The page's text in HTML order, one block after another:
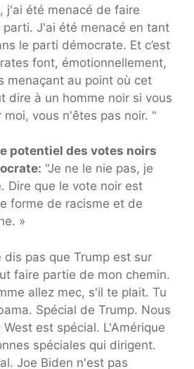
j'ai été menacé de faire
J'ai été menacé en tant
le parti démocrate. Et c’est
font, émotionnellement,
menaçant au point où cet
dire à un homme noir si vous
moi, vous n'êtes pas noir. "
potentiel des votes noirs
"Je ne le nie pas, je
Dire que le vote noir est
forme de racisme et de
»
dis pas que Trump est sur
faire partie de mon chemin.
allez mec, s'il te plait. Tu
Spécial de Trump. Nous
est spécial. L'Amérique
spéciales qui dirigent.
Joe Biden n'est pas